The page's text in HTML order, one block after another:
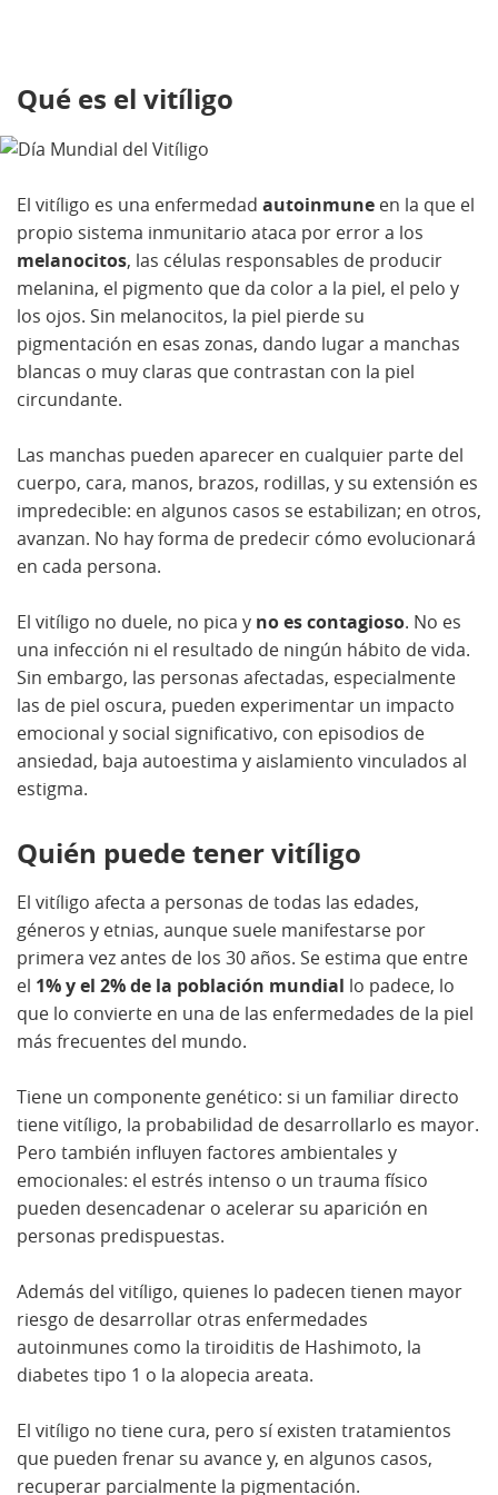
Qué es el vitíligo
El vitíligo es una enfermedad autoinmune en la que el
propio sistema inmunitario ataca por error a los
melanocitos, las células responsables de producir
melanina, el pigmento que da color a la piel, el pelo y
los ojos. Sin melanocitos, la piel pierde su
pigmentación en esas zonas, dando lugar a manchas
blancas o muy claras que contrastan con la piel
circundante.
Las manchas pueden aparecer en cualquier parte del
cuerpo, cara, manos, brazos, rodillas, y su extensión es
impredecible: en algunos casos se estabilizan; en otros,
avanzan. No hay forma de predecir cómo evolucionará
en cada persona.
El vitíligo no duele, no pica y no es contagioso. No es
una infección ni el resultado de ningún hábito de vida.
Sin embargo, las personas afectadas, especialmente
las de piel oscura, pueden experimentar un impacto
emocional y social significativo, con episodios de
ansiedad, baja autoestima y aislamiento vinculados al
estigma.
Quién puede tener vitíligo
El vitíligo afecta a personas de todas las edades,
géneros y etnias, aunque suele manifestarse por
primera vez antes de los 30 años. Se estima que entre
el 1% y el 2% de la población mundial lo padece, lo
que lo convierte en una de las enfermedades de la piel
más frecuentes del mundo.
Tiene un componente genético: si un familiar directo
tiene vitíligo, la probabilidad de desarrollarlo es mayor.
Pero también influyen factores ambientales y
emocionales: el estrés intenso o un trauma físico
pueden desencadenar o acelerar su aparición en
personas predispuestas.
Además del vitíligo, quienes lo padecen tienen mayor
riesgo de desarrollar otras enfermedades
autoinmunes como la tiroiditis de Hashimoto, la
diabetes tipo 1 o la alopecia areata.
El vitíligo no tiene cura, pero sí existen tratamientos
que pueden frenar su avance y, en algunos casos,
recuperar parcialmente la pigmentación.